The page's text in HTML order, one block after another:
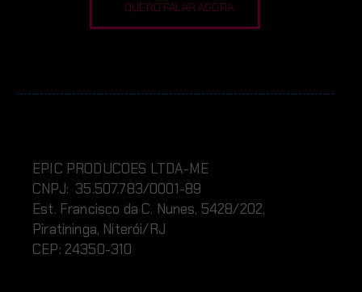
QUERO FALAR AGORA
EPIC PRODUCOES LTDA-ME
CNPJ: 35.507.783/0001-89
Est. Francisco da C. Nunes, 5428/202,
Piratininga, Niterói/RJ
CEP: 24350-310